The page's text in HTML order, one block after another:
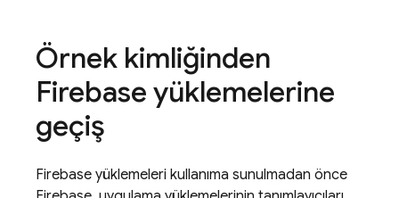
Örnek kimliğinden
Firebase yüklemelerine
geçiş
Firebase yüklemeleri kullanıma sunulmadan önce